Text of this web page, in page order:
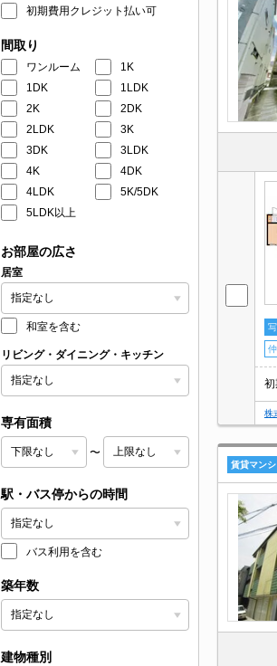
初期費用クレジット払い可
間取り
ワンルーム
1K
1DK
1LDK
2K
2DK
2LDK
3K
3DK
3LDK
4K
4DK
4LDK
5K/5DK
5LDK以上
お部屋の広さ
居室
和室を含む
リビング・ダイニング・キッチン
専有面積
〜
駅・バス停からの時間
バス利用を含む
築年数
建物種別
株
賃貸マン